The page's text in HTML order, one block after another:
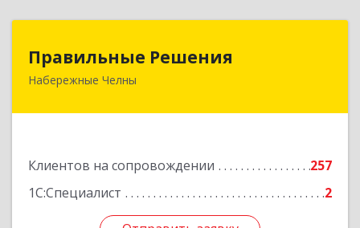
Правильные Решения
Набережные Челны
Клиентов на сопровождении
257
1С:Специалист
2
423832, Татарстан Респ, Набережные Челны г,